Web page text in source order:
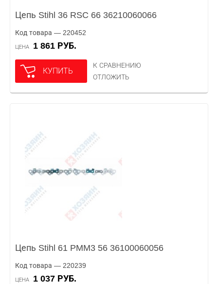
Цепь Stihl 36 RSC 66 36210060066
Код товара — 220452
ЦЕНА 1 861 РУБ.
КУПИТЬ
К СРАВНЕНИЮ
ОТЛОЖИТЬ
Цепь Stihl 61 PMM3 56 36100060056
Код товара — 220239
ЦЕНА 1 037 РУБ.